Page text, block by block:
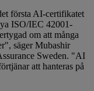
första AI-certifikatet
ISO/IEC 42001-
om att många
säger Mubashir
Sweden. "AI
att hanteras på